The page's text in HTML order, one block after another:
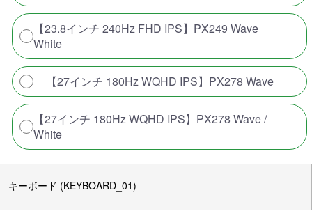
【23.8インチ 240Hz FHD IPS】PX249 Wave
White
【27インチ 180Hz WQHD IPS】PX278 Wave
【27インチ 180Hz WQHD IPS】PX278 Wave /
White
キーボード (KEYBOARD_01)